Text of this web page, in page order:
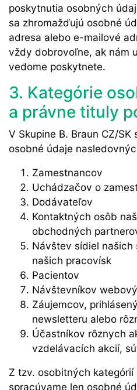
poskytnutia osobných
sa zhromažďujú osobné
adresa alebo e-mailové
vždy dobrovoľne, ak nám
vedome poskytnete.
3. Kategórie
a právne tituly
V Skupine B. Braun CZ/SK
osobné údaje
Zamestnancov
Uchádzačov o
Dodávateľov
Kontaktných osôb
obchodných
Návštev sídiel našich
našich pracovísk
Pacientov
Návštevníkov
Záujemcov,
newsletteru alebo
Účastníkov rôznych
vzdelávacích akcií,
Z tzv. osobitných
spracúvame len osobné